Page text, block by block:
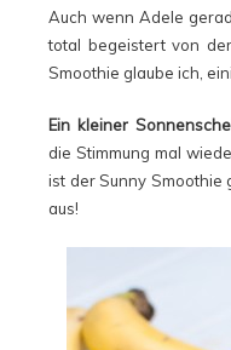
Auch wenn Adele
total begeistert von der
Smoothie glaube ich,
Ein kleiner
die Stimmung mal
ist der Sunny Smoothie
aus!